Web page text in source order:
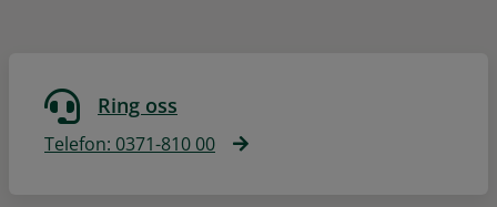
Ring oss
Telefon: 0371-810 00